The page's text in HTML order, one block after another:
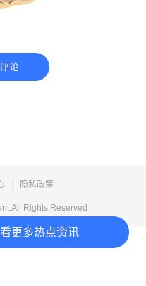
更多热点资讯
论
隐私政策
Rights Reserved